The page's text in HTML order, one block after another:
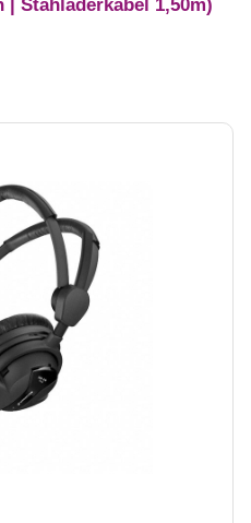
Stahladerkabel 1,50m)